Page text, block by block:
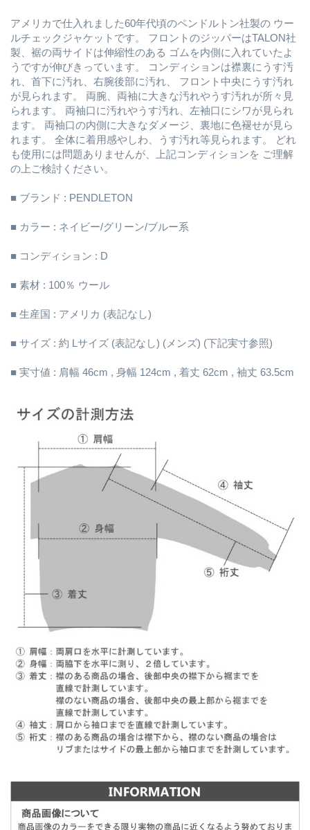
アメリカで仕入れました60年代頃のペンドルトン社製の ウー
ルチェックジャケットです。 フロントのジッパーはTALON社
製、裾の両サイドは伸縮性のある ゴムを内側に入れていたよ
うですが伸びきっています。 コンディションは襟裏にうす汚
れ、首下に汚れ、右腕後部に汚れ、 フロント中央にうす汚れ
が見られます。 両腕、両袖に大きな汚れやうす汚れが所々見
られます。 両袖口に汚れやうす汚れ、左袖口にシワが見られ
ます。 両袖口の内側に大きなダメージ、裏地に色褪せが見ら
れます。 全体に着用感やしわ、うす汚れ等見られます。 どれ
も使用には問題ありませんが、上記コンディションを ご理解
の上ご検討ください。
■ ブランド : PENDLETON
■ カラー : ネイビー/グリーン/ブルー系
■ コンディション : D
■ 素材 : 100％ ウール
■ 生産国 : アメリカ (表記なし)
■ サイズ : 約 Lサイズ (表記なし) (メンズ) (下記実寸参照)
■ 実寸値 : 肩幅 46cm , 身幅 124cm , 着丈 62cm , 袖丈 63.5cm